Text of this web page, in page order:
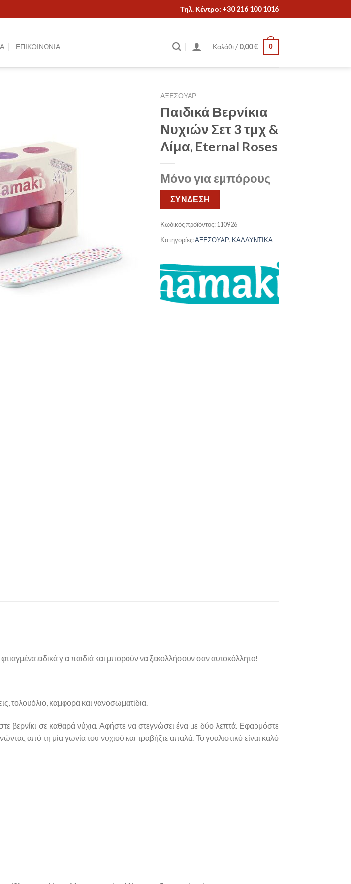
Τηλ. Κέντρο: +30 216 100 1016
ΕΠΙΚΟΙΝΩΝΙΑ Καλάθι /0,00€ 0
ΑΞΕΣΟΥΑΡ
Παιδικά Βερνίκια
Νυχιών Σετ 3 τμχ &
Λίμα, Eternal Roses
Μόνο για εμπόρους
ΣΥΝΔΕΣΗ
Κωδικός προϊόντος:110926
Κατηγορίες:ΑΞΕΣΟΥΑΡ, ΚΑΛΛΥΝΤΙΚΑ
ειδικά για παιδιά και μπορούν να ξεκολλήσουν σαν αυτοκόλλητο!
τολουόλιο, καμφορά και νανοσωματίδια.
βερνίκι σε καθαρά νύχια. Αφήστε να στεγνώσει ένα με δύο λεπτά. Εφαρμόστε
από τη μία γωνία του νυχιού και τραβήξτε απαλά. Το γυαλιστικό είναι καλό